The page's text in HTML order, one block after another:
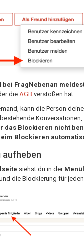
bei FragNebenan
die AGB verstoßen hat.
kann die Person deine
das Blockieren nicht
Blockieren
aufheben
siehst du in der
die Blockierung für